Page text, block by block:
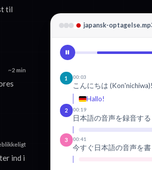
til
~2 min
ind i
japansk-
1 00:03
こんにちは
Hallo!
2 00:19
日本語の音声を録音する
3 00:41
今すぐ日本語の音声を